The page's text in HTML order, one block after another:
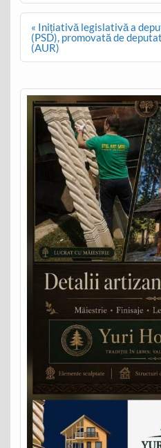
Post
navigation
« Inițiativă legislativă a
(PSD), promovată de
(AUR)